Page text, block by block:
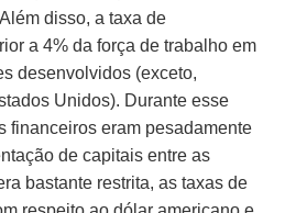
disso, a taxa de
a 4% da força de trabalho em
desenvolvidos (exceto,
Unidos). Durante esse
financeiros eram pesadamente
de capitais entre as
bastante restrita, as taxas de